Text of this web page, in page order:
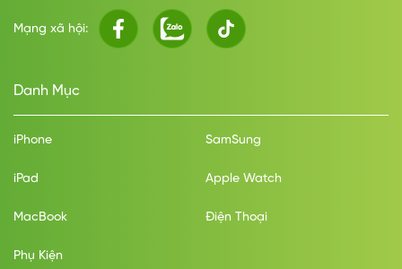
Mạng xã hội:
Danh Mục
iPhone SamSung
iPad Apple Watch
MacBook Điện Thoại
Phụ Kiện